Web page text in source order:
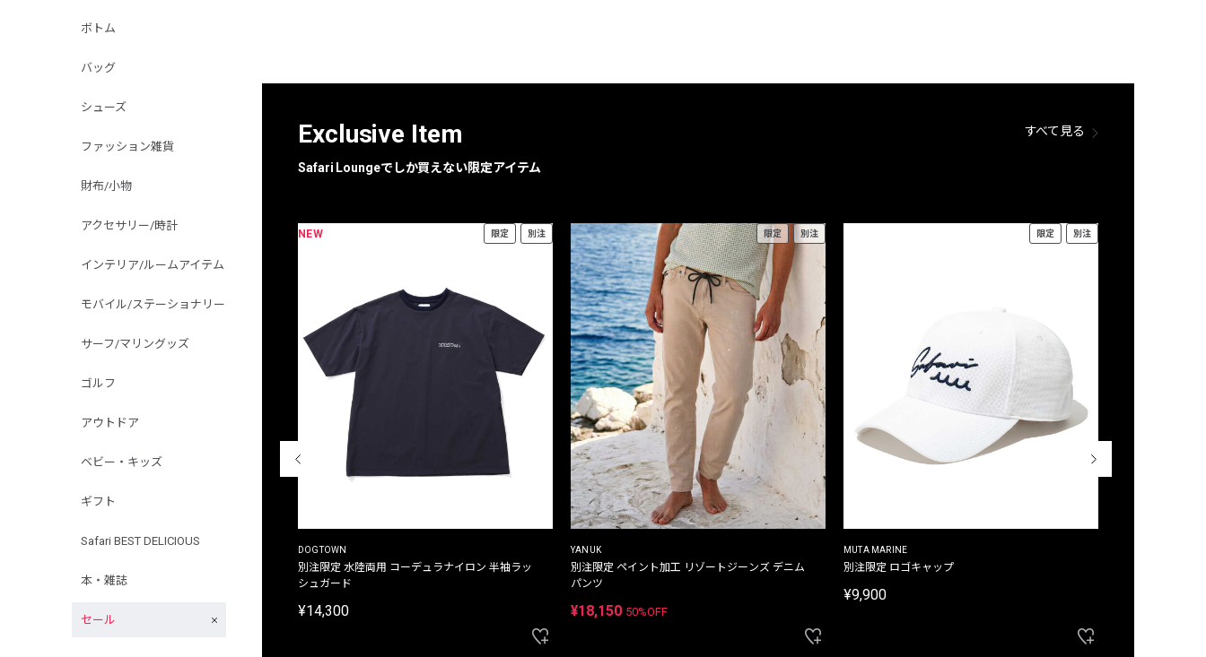
ボトム
バッグ
シューズ
ファッション雑貨
財布/小物
アクセサリー/時計
インテリア/ルームアイテム
モバイル/ステーショナリー
サーフ/マリングッズ
ゴルフ
アウトドア
ベビー・キッズ
ギフト
Safari BEST DELICIOUS
本・雑誌
セール
Exclusive Item
Safari Loungeでしか買えない限定アイテム
すべて見る
プリントTシャツ
NEW 限定 別注
DOGTOWN
別注限定 水陸両用 コーデュラナイロン 半袖ラッ
シュガード
¥14,300
限定 別注
YANUK
別注限定 ペイント加工 リゾートジーンズ デニム
パンツ
¥18,150 50%OFF
限定 別注
MUTA MARINE
別注限定 ロゴキャップ
¥9,900